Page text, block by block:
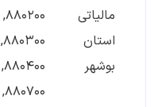
مالیاتی
استان
بوشهر
۸۸۰۲۰۰,
۸۸۰۳۰۰,
۸۸۰۴۰۰,
۸۸۰۷۰۰,